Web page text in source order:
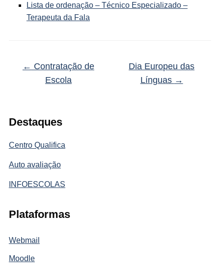
Destaques
Centro Qualifica
Auto avaliação
INFOESCOLAS
Plataformas
Webmail
Moodle
Lista de ordenação – Técnico Especializado –
Terapeuta da Fala
← Contratação de
Escola
Dia Europeu das
Línguas →